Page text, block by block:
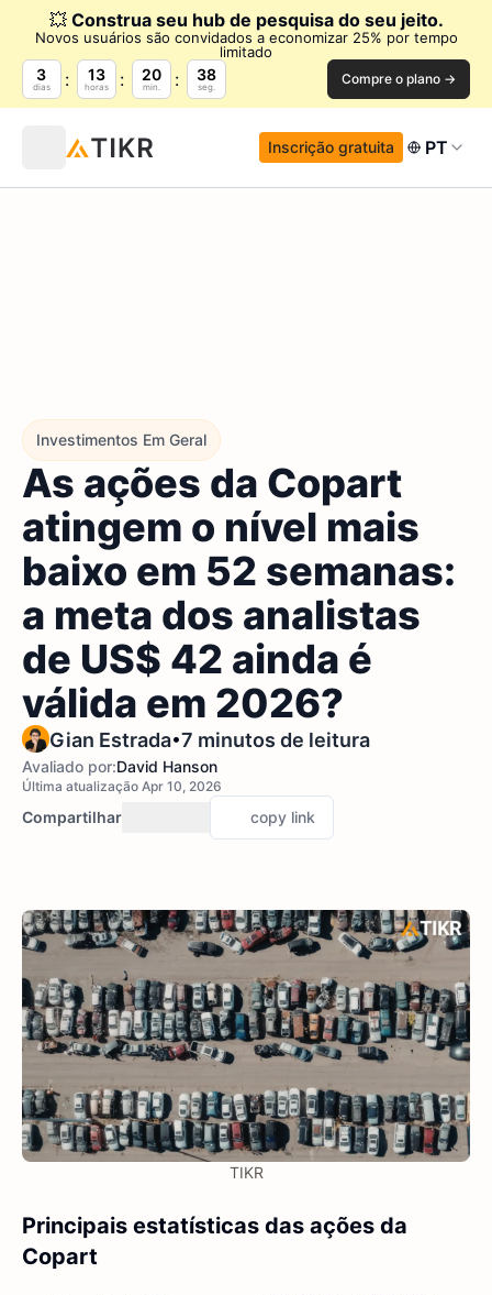
💥 Construa seu hub de pesquisa do seu jeito.
Novos usuários são convidados a economizar 25% por tempo
limitado
3
dias
13
horas
20
min.
36
seg. Compre o plano →
Inscrição gratuita PT
Investimentos Em Geral
As ações da Copart
atingem o nível mais
baixo em 52 semanas:
a meta dos analistas
de US$ 42 ainda é
válida em 2026?
Gian Estrada•7 minutos de leitura
Avaliado por:David Hanson
Última atualização Apr 10, 2026
Compartilhar copy link
TIKR
Principais estatísticas das ações da
Copart